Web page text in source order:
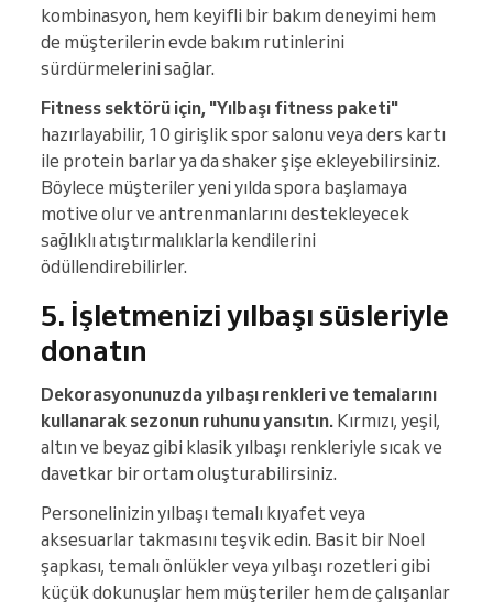
kombinasyon, hem keyifli bir bakım deneyimi hem
de müşterilerin evde bakım rutinlerini
sürdürmelerini sağlar.
Fitness sektörü için, "Yılbaşı fitness paketi"
hazırlayabilir, 10 girişlik spor salonu veya ders kartı
ile protein barlar ya da shaker şişe ekleyebilirsiniz.
Böylece müşteriler yeni yılda spora başlamaya
motive olur ve antrenmanlarını destekleyecek
sağlıklı atıştırmalıklarla kendilerini
ödüllendirebilirler.
5. İşletmenizi yılbaşı süsleriyle
donatın
Dekorasyonunuzda yılbaşı renkleri ve temalarını
kullanarak sezonun ruhunu yansıtın. Kırmızı, yeşil,
altın ve beyaz gibi klasik yılbaşı renkleriyle sıcak ve
davetkar bir ortam oluşturabilirsiniz.
Personelinizin yılbaşı temalı kıyafet veya
aksesuarlar takmasını teşvik edin. Basit bir Noel
şapkası, temalı önlükler veya yılbaşı rozetleri gibi
küçük dokunuşlar hem müşteriler hem de çalışanlar